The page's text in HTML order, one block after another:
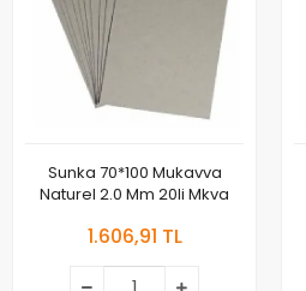
Sunka 70*100 Mukavva
Naturel 2.0 Mm 20li Mkva
1.606,91 TL